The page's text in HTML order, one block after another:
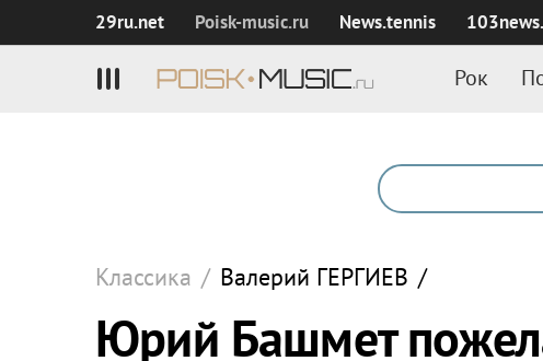
29ru.net Poisk‑music.ru News.tennis
Рок
Классика / Валерий ГЕРГИЕВ /
Юрий Башмет